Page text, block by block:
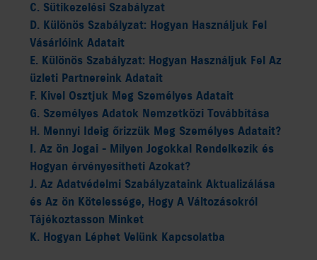
EGYÜTT AZ UTAKON
CORPORATE
MOTOR
MARINE
C. Sütikezelési Szabályzat
D. Különös Szabályzat: Hogyan Használjuk Fel
Vásárlóink Adatait
E. Különös Szabályzat: Hogyan Használjuk Fel Az
üzleti Partnereink Adatait
F. Kivel Osztjuk Meg Személyes Adatait
G. Személyes Adatok Nemzetközi Továbbítása
H. Mennyi Ideig őrizzük Meg Személyes Adatait?
I. Az ön Jogai - Milyen Jogokkal Rendelkezik és
Hogyan érvényesítheti Azokat?
J. Az Adatvédelmi Szabályzataink Aktualizálása
és Az ön Kötelessége, Hogy A Változásokról
Tájékoztasson Minket
K. Hogyan Léphet Velünk Kapcsolatba